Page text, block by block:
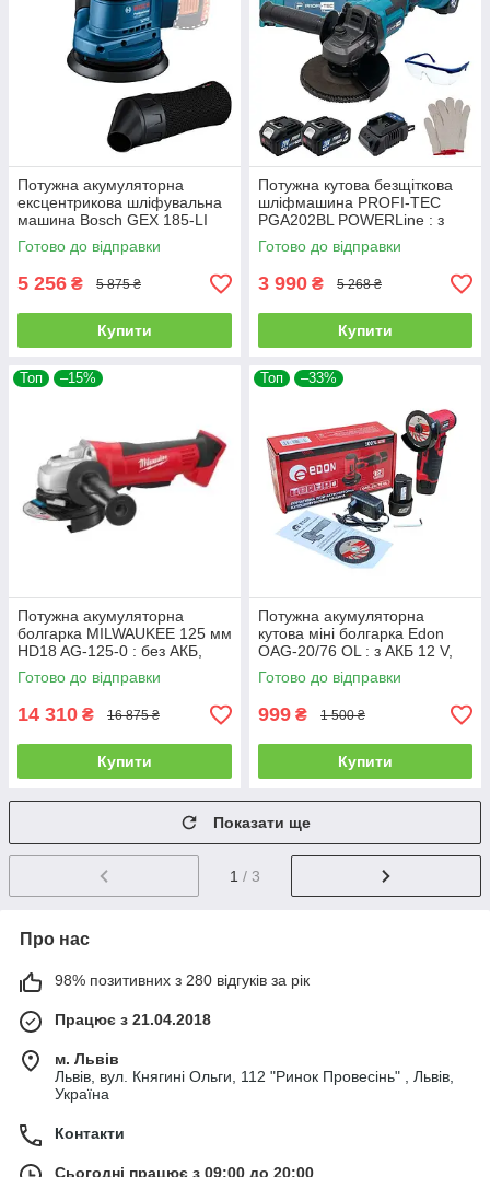
Потужна акумуляторна
ексцентрикова шліфувальна
машина Bosch GEX 185-LI
Solo : без АКБ, платформа
125мм (06013A5020)
Готово до відправки
5 256 ₴ 5 875 ₴
Купити
Потужна кутова безщіткова
шліфмашина PROFI-TEC
PGA202BL POWERLine : з
АКБ 2шт-20V 4.0Ah, диск 125
мм, 8500 об/хв
Готово до відправки
3 990 ₴ 5 268 ₴
Купити
Топ –15%
Потужна акумуляторна
болгарка MILWAUKEE 125 мм
HD18 AG-125-0 : без АКБ,
125мм диск, двигун
щітковий(4933441502)
Готово до відправки
14 310 ₴ 16 875 ₴
Купити
Топ –33%
Потужна акумуляторна
кутова міні болгарка Edon
OAG-20/76 OL : з АКБ 12 V,
2шт-2.0Ah, диск 76 мм
Готово до відправки
999 ₴ 1 500 ₴
Купити
Показати ще
1 / 3
Про нас
98% позитивних з 280 відгуків за рік
Працює з 21.04.2018
м. Львів
Львів, вул. Княгині Ольги, 112 "Ринок Провесінь" , Львів,
Україна
Контакти
Сьогодні працює з 09:00 до 20:00